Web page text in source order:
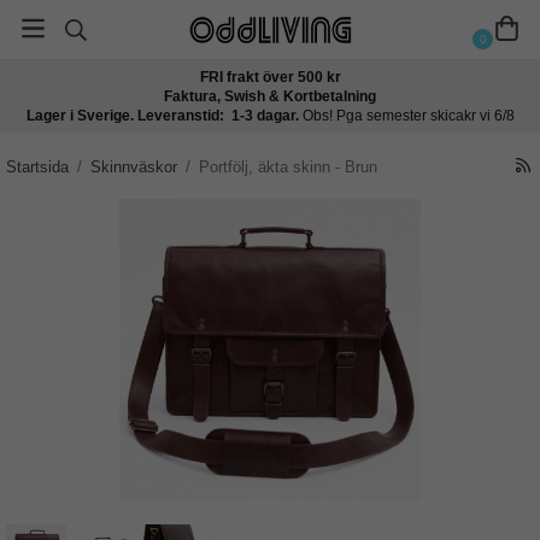
0
FRI frakt över 500 kr
Faktura, Swish & Kortbetalning
Lager i Sverige. Leveranstid: 1-3 dagar. Obs! Pga semester skicakr vi 6/8
Startsida / Skinnväskor / Portfölj, äkta skinn - Brun